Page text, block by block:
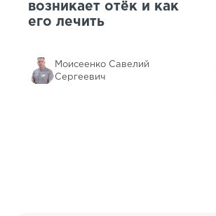
возникает отёк и как
его лечить
Моисеенко Савелий
Сергеевич